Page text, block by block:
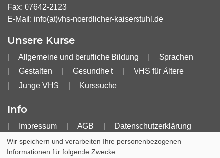
Fax: 07642-2123
E-Mail: info(at)vhs-noerdlicher-kaiserstuhl.de
Unsere Kurse
Allgemeine und berufliche Bildung
Sprachen
Gestalten
Gesundheit
VHS für Ältere
Junge VHS
Kurssuche
Info
Impressum AGB
Datenschutzerklärung
Widerruf
Barrierefreiheitserklärung
Wir speichern und verarbeiten Ihre personenbezogenen
Informationen für folgende Zwecke: